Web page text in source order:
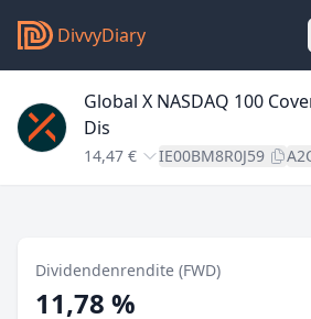
DivvyDiary
Global X NASDAQ 100
Dis
14,47 € IE00BM8R0J59
Dividendenrendite (FWD)
11,78 %